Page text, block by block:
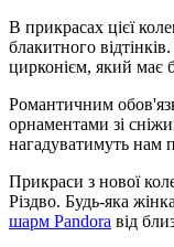
В прикрасах цієї
блакитного
цирконієм, який має
Романтичним
орнаментами зі
нагадуватимуть нам
Прикраси з нової
Різдво. Будь-яка
шарм Pandora від